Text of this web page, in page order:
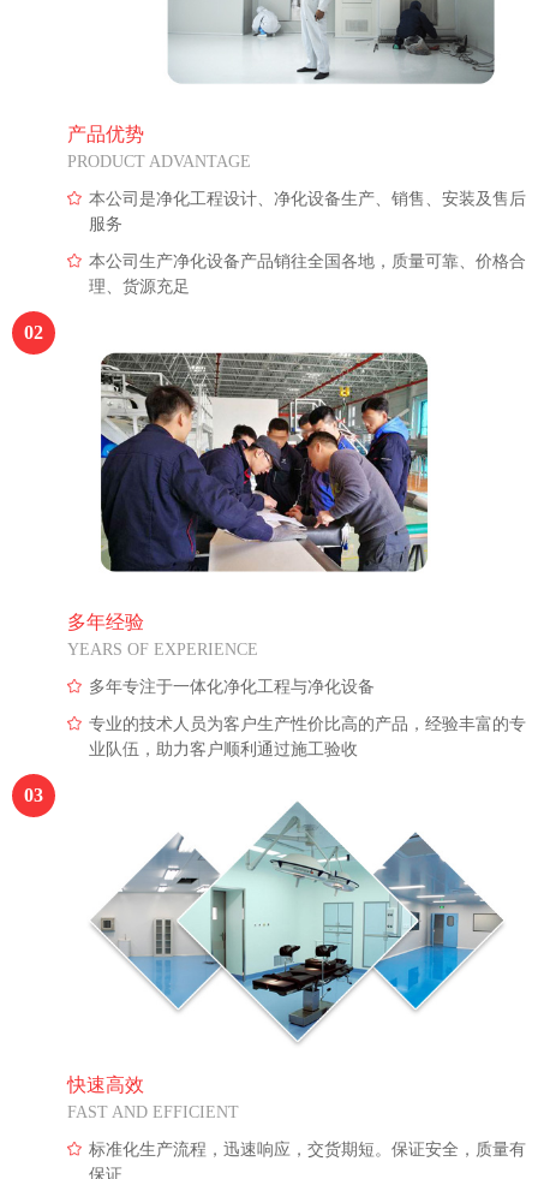
产品优势
PRODUCT ADVANTAGE
本公司是净化工程设计、净化设备生产、销售、安装及售后
服务
本公司生产净化设备产品销往全国各地，质量可靠、价格合
理、货源充足
02
多年经验
YEARS OF EXPERIENCE
多年专注于一体化净化工程与净化设备
专业的技术人员为客户生产性价比高的产品，经验丰富的专
业队伍，助力客户顺利通过施工验收
03
快速高效
FAST AND EFFICIENT
标准化生产流程，迅速响应，交货期短。保证安全，质量有
保证